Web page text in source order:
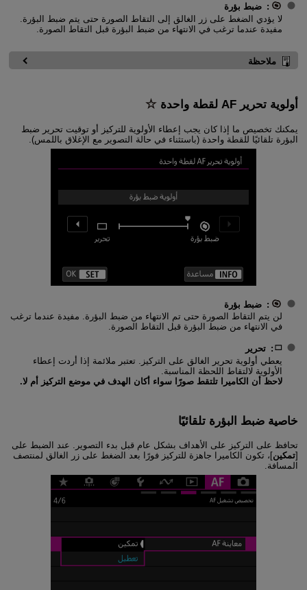
: ضبط بؤرة
لا يؤدي الضغط على زر الغالق إلى التقاط الصورة حتى يتم ضبط البؤرة.
مفيدة عندما ترغب في الانتهاء من ضبط البؤرة قبل التقاط الصورة.
ملاحظة
أولوية تحرير AF لقطة واحدة
يمكنك تخصيص ما إذا كان يجب إعطاء الأولوية للتركيز أو توقيت تحرير ضبط
البؤرة تلقائيًا للقطة واحدة (باستثناء في حالة التصوير مع الإغلاق باللمس).
: ضبط بؤرة
لن يتم التقاط الصورة حتى تم الانتهاء من ضبط البؤرة. مفيدة عندما ترغب
في الانتهاء من ضبط البؤرة قبل التقاط الصورة.
:تحرير
يعطي أولوية تحرير الغالق على التركيز. تعتبر ملائمة إذا أردت إعطاء
الأولوية لالتقاط اللحظة المناسبة.
لاحظ أن الكاميرا تلتقط صورًا سواء أكان الهدف في موضع التركيز أم لا.
خاصية ضبط البؤرة تلقائيًا
تحافظ على التركيز على الأهداف بشكل عام قبل بدء التصوير. عند الضبط على
[تمكين]، تكون الكاميرا جاهزة للتركيز فورًا بعد الضغط على زر الغالق لمنتصف
المسافة.